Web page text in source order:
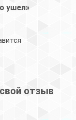
ушел»
отзыв